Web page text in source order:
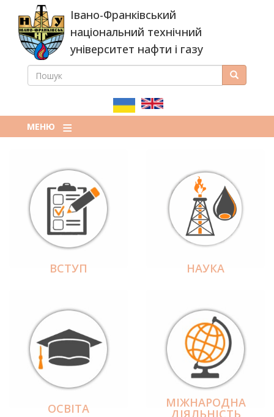
основного
вмісту
Івано-Франківський
національний технічний
університет нафти і газу
ПОШУКОВА
ПОШУК Пошук
МЕНЮ
ВСТУП НАУКА
ОСВІТА МІЖНАРОДНА
ДІЯЛЬНІCТЬ